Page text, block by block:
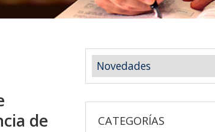
de
Novedades
CATEGORÍAS